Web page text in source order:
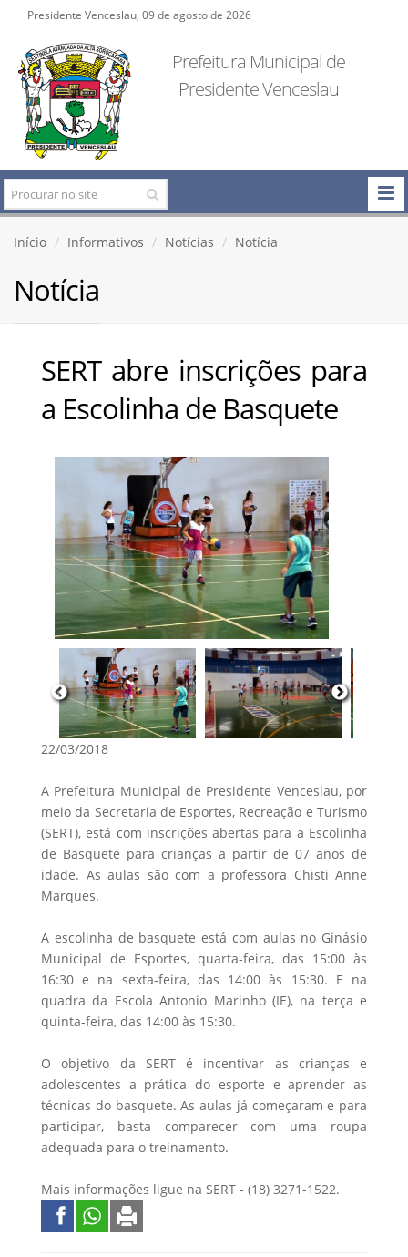
Presidente Venceslau, 09 de agosto de 2026
Prefeitura Municipal de
Presidente Venceslau
Início Informativos Notícias Notícia
Notícia
SERT abre inscrições para
a Escolinha de Basquete
22/03/2018
A Prefeitura Municipal de Presidente Venceslau, por
meio da Secretaria de Esportes, Recreação e Turismo
(SERT), está com inscrições abertas para a Escolinha
de Basquete para crianças a partir de 07 anos de
idade. As aulas são com a professora Chisti Anne
Marques.
A escolinha de basquete está com aulas no Ginásio
Municipal de Esportes, quarta-feira, das 15:00 às
16:30 e na sexta-feira, das 14:00 às 15:30. E na
quadra da Escola Antonio Marinho (IE), na terça e
quinta-feira, das 14:00 às 15:30.
O objetivo da SERT é incentivar as crianças e
adolescentes a prática do esporte e aprender as
técnicas do basquete. As aulas já começaram e para
participar, basta comparecer com uma roupa
adequada para o treinamento.
Mais informações ligue na SERT - (18) 3271-1522.